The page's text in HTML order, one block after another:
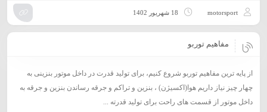
motorsport 18 شهریور 1402
مفاهیم توربو
از پایه ترین مفاهیم توربو شروع کنیم، برای تولید قدرت در داخل موتور بنزینی به
چهار چیز نیاز داریم هوا(اکسیژن) ، بنزین و تراکم و جرقه رساندن بنزین و جرقه به
داخل موتور از قسمت های راحت برای تولید قدرته ...